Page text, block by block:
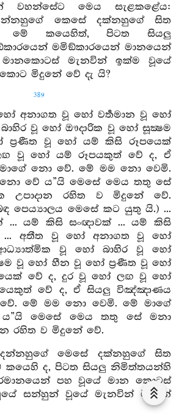
වහන්සේට මෙය සැළකළේය:
කෙසේ දක්නහුගේ සිත
මේ කයෙහිත්, පිටත සියලු
මමිඞ්කාරයෙන් මානයෙන්
මැනවින් ඉක්ම වූයේ
මිදුනේ වේ දැ යි?
389
අනාගත වූ හෝ වර්‍තමාන වූ හෝ
වූ හෝ ඖදාරික වූ හෝ සූක්‍ෂම
වූ හෝ යම් කිසි රූපයෙක්
වූ හෝ යම් රූපයකුත් වේ ද, ඒ
නො වේ. මේ මම නො වෙමි.
වේ ය”යි මෙසේ මෙය තතු සේ
උපාදාන රහිත ව මිදුනේ වේ.
පෙය්‍යාලය මෙසේ කට යුතු යි.) ...
... යම් කිසි සංඥාවක් ... යම් කිසි
... අතීත වූ හෝ අනාගත වූ හෝ
වූ හෝ බාහිර වූ හෝ
වූ හෝ හීන වූ හෝ ප්‍රණීත වූ හෝ
වේ ද, දුර වූ හෝ ලඟ වූ හෝ
වේ ද, ඒ සියලු විඤ්ඤාණය
මේ මම නො වෙමි. මේ මාගේ
මෙසේ මෙය තතු සේ මනා
රහිත ව මිදුනේ වේ.
මෙසේ දක්නහුගේ සිත
ද, පිටත සියලු නිමිත්තයන්හි
පහ වූයේ මාන කොටස්
සන්හුන් වූයේ මැනවින් මිදුනේ